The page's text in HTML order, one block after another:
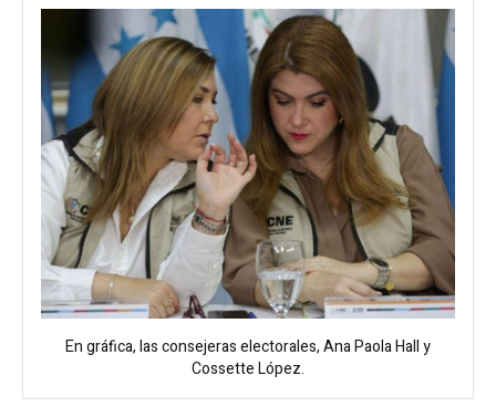
En gráfica, las consejeras electorales, Ana Paola Hall y
Cossette López.